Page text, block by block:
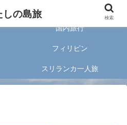
が案内する旅のあれこれ✈︎
国内旅行
フィリピン
スリランカ一人旅
しの島旅 検索